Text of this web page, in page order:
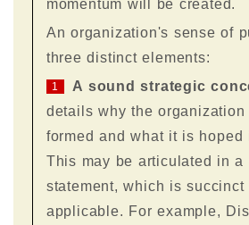
momentum will be created.
An organization's sense of
three distinct elements:
1 A sound strategic
details why the organization
formed and what it is
This may be articulated in a
statement, which is succinct
applicable. For example,